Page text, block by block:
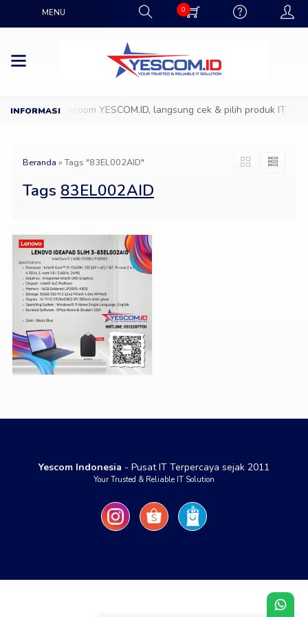
MENU 0
ke Showroom YESCOM.ID, langsung cek & pilih produk IT
Beranda »Tags "83EL002AID"
Tags 83EL002AID
Yescom Indonesia - Pusat IT Terpercaya sejak 2011
Your Trusted & Reliable IT Solution